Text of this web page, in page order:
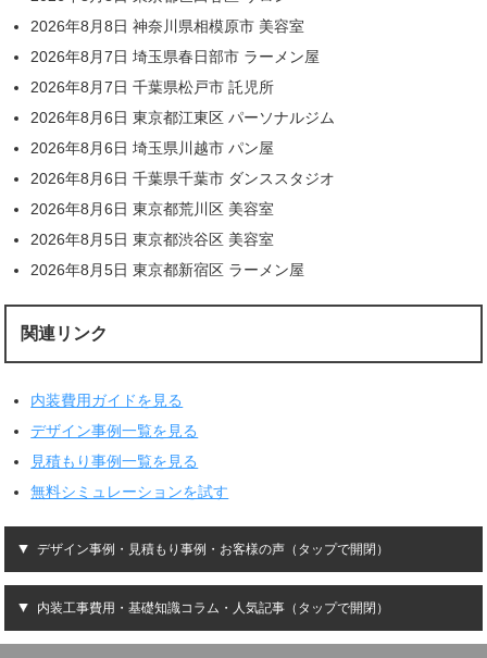
2026年8月8日 神奈川県相模原市 美容室
2026年8月7日 埼玉県春日部市 ラーメン屋
2026年8月7日 千葉県松戸市 託児所
2026年8月6日 東京都江東区 パーソナルジム
2026年8月6日 埼玉県川越市 パン屋
2026年8月6日 千葉県千葉市 ダンススタジオ
2026年8月6日 東京都荒川区 美容室
2026年8月5日 東京都渋谷区 美容室
2026年8月5日 東京都新宿区 ラーメン屋
関連リンク
内装費用ガイドを見る
デザイン事例一覧を見る
見積もり事例一覧を見る
無料シミュレーションを試す
デザイン事例・見積もり事例・お客様の声（タップで開閉）
内装工事費用・基礎知識コラム・人気記事（タップで開閉）